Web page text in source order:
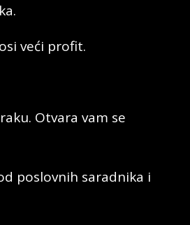
veći profit.
Otvara vam se
poslovnih saradnika i